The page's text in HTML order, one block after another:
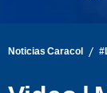
Noticias Caracol /